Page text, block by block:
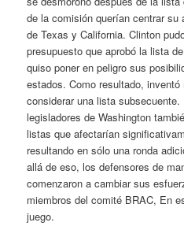
de la comisión querían centrar
de Texas y California. Clinton
presupuesto que aprobó la lista
quiso poner en peligro sus
estados. Como resultado,
considerar una lista
legisladores de Washington
listas que afectarían
resultando en sólo una ronda
allá de eso, los defensores de
comenzaron a cambiar sus
miembros del comité BRAC, En
juego.